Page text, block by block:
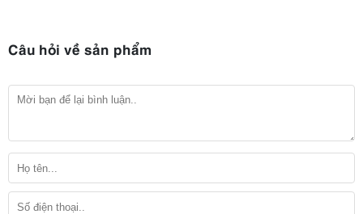
Câu hỏi về sản phẩm